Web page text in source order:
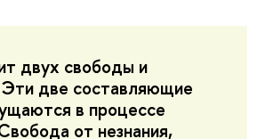
двух свободы и
две составляющие
в процессе
от незнания,